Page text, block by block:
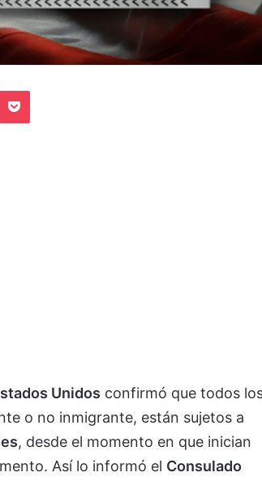
Pocket
Unidos confirmó que todos
o no inmigrante, están sujetos a
, desde el momento en que inician
Así lo informó el Consulado